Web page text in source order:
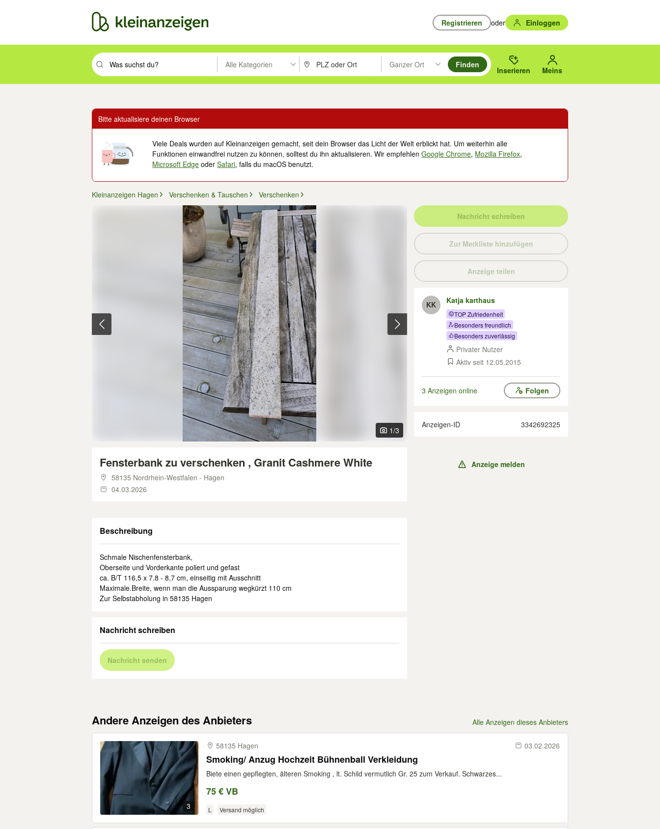
Registrieren oder Einloggen
Suchbegriff eingeben. Eingabetaste drücken um zu suchen, oder Vorschläge mit den Pfeiltasten nach oben/unten durchsuchen und mit Eingabetaste auswählen.
Alle Kategorien PLZ oder Ort eingeben. Eingabetaste drücken um zu suchen, oder Vorschläge mit den Pfeiltasten nach oben/
Ganzer Ort
Suche im Umkreis des gewählten Orts oder PLZ.
Finden
Inserieren Meins
Bitte aktualisiere deinen Browser
Viele Deals wurden auf Kleinanzeigen gemacht, seit dein Browser das Licht der Welt erblickt hat. Um weiterhin alle
Funktionen einwandfrei nutzen zu können, solltest du ihn aktualisieren. Wir empfehlenGoogle Chrome, Mozilla Firefox,
Microsoft Edge oderSafari, falls du macOS benutzt.
Kleinanzeigen Hagen Verschenken & Tauschen Verschenken
1/3
Fensterbank zu verschenken , Granit Cashmere White
58135 Nordrhein-Westfalen - Hagen
04.03.2026
Beschreibung
Schmale Nischenfensterbank,
Oberseite und Vorderkante poliert und gefast
ca. B/T 116,5 x 7.8 - 8,7 cm, einseitig mit Ausschnitt
Maximale.Breite, wenn man die Aussparung wegkürzt 110 cm
Zur Selbstabholung in 58135 Hagen
Nachricht schreiben
Nachricht senden
Nachricht schreiben
Zur Merkliste hinzufügen
Anzeige teilen
KK Katja karthaus
TOP Zufriedenheit
Besonders freundlich
Besonders zuverlässig
Privater Nutzer
Aktiv seit 12.05.2015
3 Anzeigen online Folgen
Anzeigen-ID 3342692325
Anzeige melden
Andere Anzeigen des Anbieters Alle Anzeigen dieses Anbieters
3
58135 Hagen 03.02.2026
Smoking/ Anzug Hochzeit Bühnenball Verkleidung
Biete einen gepflegten, älteren Smoking , lt. Schild vermutlich Gr. 25 zum Verkauf. Schwarzes...
75 € VB
L Versand möglich